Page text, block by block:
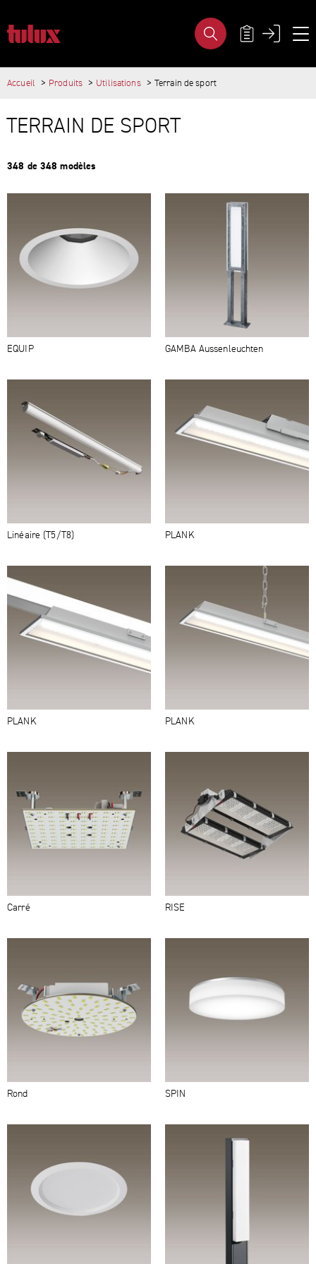
GROUPE DE PRODUITS- TULUX AG
PAGES IMPORTANTES
Main Navigation
Contenu
Plan du site
MÉTA-
Accueil Produits Utilisations Terrain de sport
CONTENU PRINCIPAL
TERRAIN DE SPORT
348 de 348 modèles
EQUIP GAMBA Aussenleuchten
Linéaire (T5/T8) PLANK
PLANK PLANK
Carré RISE
Rond SPIN